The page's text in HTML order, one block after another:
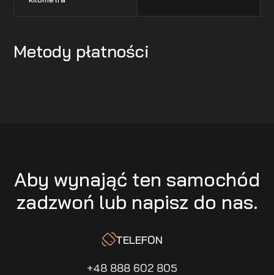
Metody płatności
Aby wynająć ten samochód
zadzwoń lub napisz do nas.
TELEFON
+48 888 602 805